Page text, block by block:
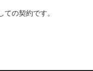
の契約です。